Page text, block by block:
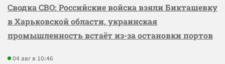
Сводка СВО: Российские войска взяли Бикташевку
в Харьковской области, украинская
промышленность встаёт из-за остановки портов
04 авг в 10:46